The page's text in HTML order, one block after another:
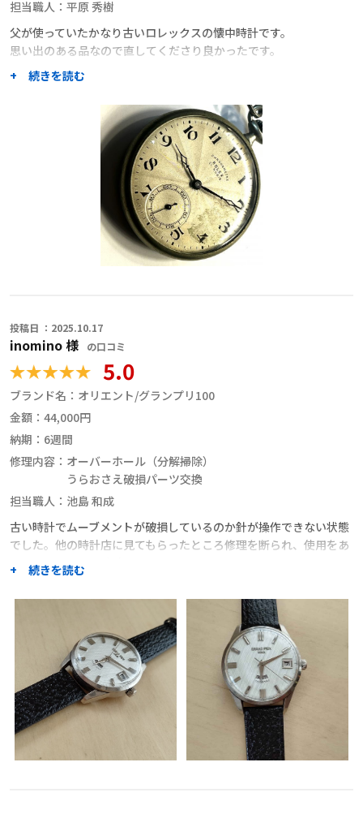
担当職人： 平原 秀樹
父が使っていたかなり古いロレックスの懐中時計です。
思い出のある品なので直してくださり良かったです。
職人からのコメント
この度は御依頼頂きありがとう御座いました。
ヴィンテージ提時計として、通常は内部は荒れている個体が多い中、
今回お預かりさせて頂いたモデルは部品の摩耗も少なく綺麗なムーブ
メントでした、時間精度は少し荒いかも知れませんが日常使いに問題
ゼンマイも全巻せず7〜8割巻き上げでご使用頂けると時計への負担が
掛からず良いと思います。
また何か問題有れば御連絡下さい。
+ 続きを読む
投稿日 ：2025.10.17
inomino 様 の口コミ
5.0
ブランド名： オリエント/グランプリ100
金額： 44,000円
納期： 6週間
修理内容： オーバーホール（分解掃除）
うらおさえ破損パーツ交換
担当職人： 池島 和成
古い時計でムーブメントが破損しているのか針が操作できない状態
でした。他の時計店に見てもらったところ修理を断られ、使用をあ
きらめかけていた時計でした。
なんとかならないかと修理先を探していたところcraftworkersに
行き着き修理可能と言うことでお願いしました。
作業途中に確認したいことがあり、何度かやり取りをさせていただ
きましたが、丁寧に対応いただき不安感なく最後まで至れました。
完成した時計を見ると精度としてもかなり追い込んでいただき、以
前の状態とは見違えており大変嬉しく思います。
また、機会があれば利用させていただきたいとおもいました。
職人からのコメント
+ 続きを読む